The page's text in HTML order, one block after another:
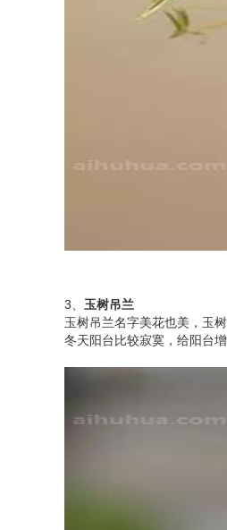
3、 玉树吊兰
玉树吊兰名字美花也美，玉
冬天阳台比较寂寞，给阳台